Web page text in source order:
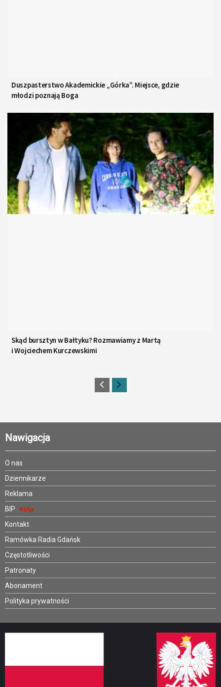
Duszpasterstwo Akademickie „Górka”. Miejsce, gdzie
młodzi poznają Boga
Skąd bursztyn w Bałtyku? Rozmawiamy z Martą
i Wojciechem Kurczewskimi
Nawigacja
O nas
Dziennikarze
Reklama
BIP
Kontakt
Ramówka Radia Gdańsk
Częstotliwości
Patronaty
Abonament
Polityka prywatności